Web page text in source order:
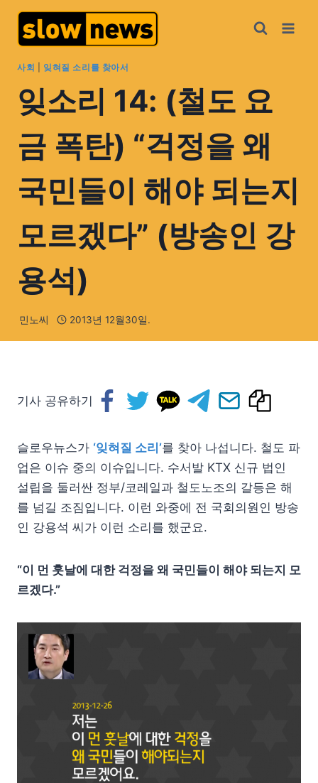
사회 잊혀질 소리를 찾아서
잊소리 14: (철도 요
금 폭탄) “걱정을 왜
국민들이 해야 되는지
모르겠다” (방송인 강
용석)
민노씨 2013년 12월30일.
기사 공유하기
슬로우뉴스가 ‘잊혀질 소리’를 찾아 나섭니다. 철도 파
업은 이슈 중의 이슈입니다. 수서발 KTX 신규 법인
설립을 둘러싼 정부/코레일과 철도노조의 갈등은 해
를 넘길 조짐입니다. 이런 와중에 전 국회의원인 방송
인 강용석 씨가 이런 소리를 했군요.
“이 먼 훗날에 대한 걱정을 왜 국민들이 해야 되는지 모
르겠다.”